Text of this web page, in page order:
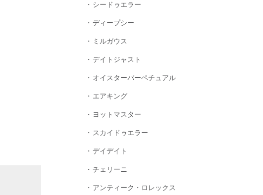
シードゥエラー
ディープシー
ミルガウス
デイトジャスト
オイスターパーペチュアル
エアキング
ヨットマスター
スカイドゥエラー
デイデイト
チェリーニ
アンティーク・ロレックス